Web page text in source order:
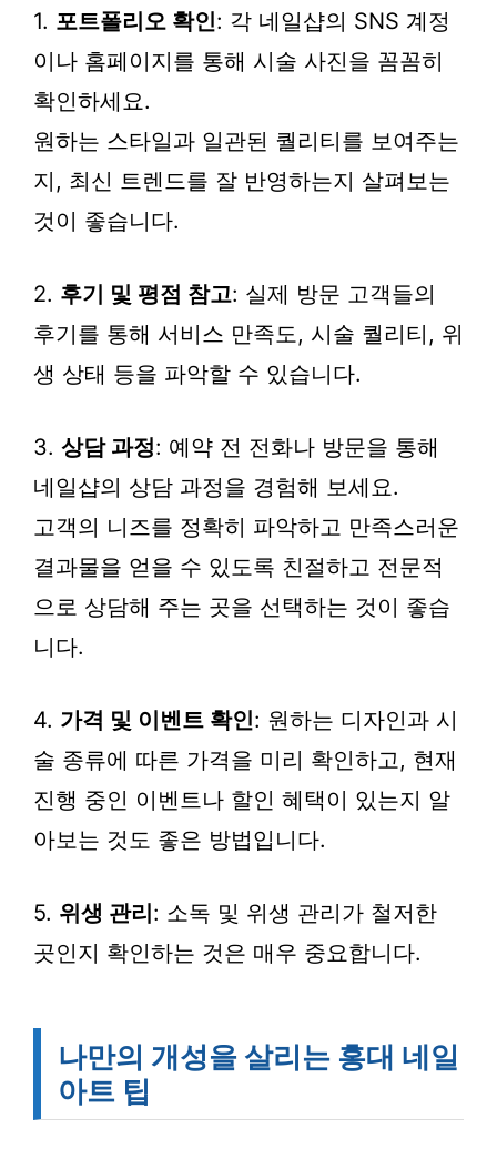
1. 포트폴리오 확인: 각 네일샵의 SNS 계정
이나 홈페이지를 통해 시술 사진을 꼼꼼히
확인하세요.
원하는 스타일과 일관된 퀄리티를 보여주는
지, 최신 트렌드를 잘 반영하는지 살펴보는
것이 좋습니다.
2. 후기 및 평점 참고: 실제 방문 고객들의
후기를 통해 서비스 만족도, 시술 퀄리티, 위
생 상태 등을 파악할 수 있습니다.
3. 상담 과정: 예약 전 전화나 방문을 통해
네일샵의 상담 과정을 경험해 보세요.
고객의 니즈를 정확히 파악하고 만족스러운
결과물을 얻을 수 있도록 친절하고 전문적
으로 상담해 주는 곳을 선택하는 것이 좋습
니다.
4. 가격 및 이벤트 확인: 원하는 디자인과 시
술 종류에 따른 가격을 미리 확인하고, 현재
진행 중인 이벤트나 할인 혜택이 있는지 알
아보는 것도 좋은 방법입니다.
5. 위생 관리: 소독 및 위생 관리가 철저한
곳인지 확인하는 것은 매우 중요합니다.
나만의 개성을 살리는 홍대 네일
아트 팁